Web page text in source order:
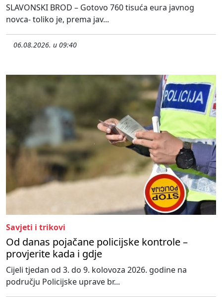
SLAVONSKI BROD – Gotovo 760 tisuća eura javnog
novca- toliko je, prema jav...
06.08.2026. u 09:40
Savjeti i trikovi
Od danas pojačane policijske kontrole –
provjerite kada i gdje
Cijeli tjedan od 3. do 9. kolovoza 2026. godine na
području Policijske uprave br...